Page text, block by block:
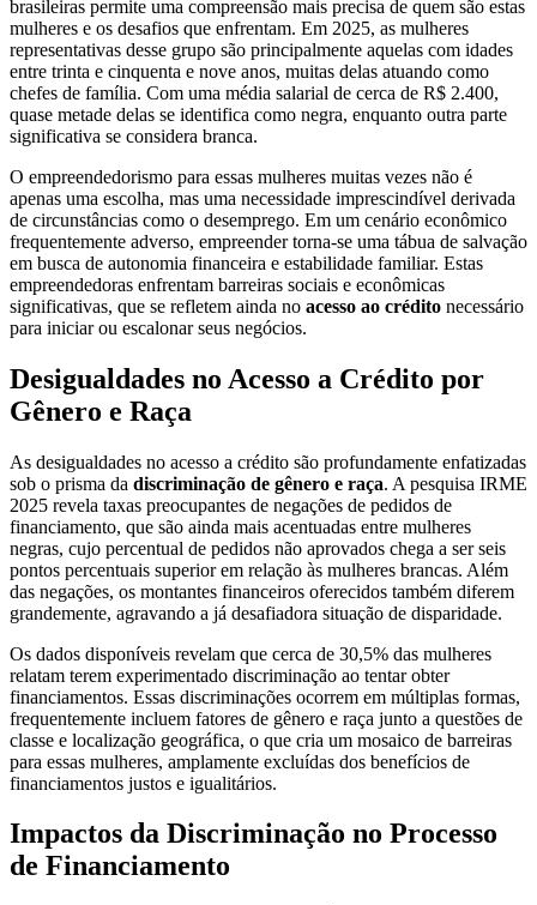
brasileiras permite uma compreensão mais precisa de quem são estas
mulheres e os desafios que enfrentam. Em 2025, as mulheres
representativas desse grupo são principalmente aquelas com idades
entre trinta e cinquenta e nove anos, muitas delas atuando como
chefes de família. Com uma média salarial de cerca de R$ 2.400,
quase metade delas se identifica como negra, enquanto outra parte
significativa se considera branca.
O empreendedorismo para essas mulheres muitas vezes não é
apenas uma escolha, mas uma necessidade imprescindível derivada
de circunstâncias como o desemprego. Em um cenário econômico
frequentemente adverso, empreender torna-se uma tábua de salvação
em busca de autonomia financeira e estabilidade familiar. Estas
empreendedoras enfrentam barreiras sociais e econômicas
significativas, que se refletem ainda no acesso ao crédito necessário
para iniciar ou escalonar seus negócios.
Desigualdades no Acesso a Crédito por
Gênero e Raça
As desigualdades no acesso a crédito são profundamente enfatizadas
sob o prisma da discriminação de gênero e raça. A pesquisa IRME
2025 revela taxas preocupantes de negações de pedidos de
financiamento, que são ainda mais acentuadas entre mulheres
negras, cujo percentual de pedidos não aprovados chega a ser seis
pontos percentuais superior em relação às mulheres brancas. Além
das negações, os montantes financeiros oferecidos também diferem
grandemente, agravando a já desafiadora situação de disparidade.
Os dados disponíveis revelam que cerca de 30,5% das mulheres
relatam terem experimentado discriminação ao tentar obter
financiamentos. Essas discriminações ocorrem em múltiplas formas,
frequentemente incluem fatores de gênero e raça junto a questões de
classe e localização geográfica, o que cria um mosaico de barreiras
para essas mulheres, amplamente excluídas dos benefícios de
financiamentos justos e igualitários.
Impactos da Discriminação no Processo
de Financiamento